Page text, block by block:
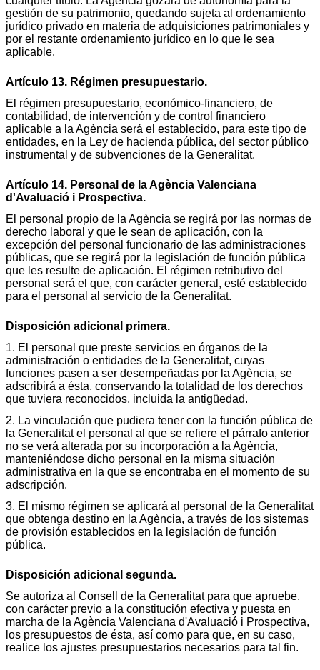
gestión de su patrimonio, quedando sujeta al ordenamiento
jurídico privado en materia de adquisiciones patrimoniales y
por el restante ordenamiento jurídico en lo que le sea
aplicable.
Artículo 13. Régimen presupuestario.
El régimen presupuestario, económico-financiero, de
contabilidad, de intervención y de control financiero
aplicable a la Agència será el establecido, para este tipo de
entidades, en la Ley de hacienda pública, del sector público
instrumental y de subvenciones de la Generalitat.
Artículo 14. Personal de la Agència Valenciana
d'Avaluació i Prospectiva.
El personal propio de la Agència se regirá por las normas de
derecho laboral y que le sean de aplicación, con la
excepción del personal funcionario de las administraciones
públicas, que se regirá por la legislación de función pública
que les resulte de aplicación. El régimen retributivo del
personal será el que, con carácter general, esté establecido
para el personal al servicio de la Generalitat.
Disposición adicional primera.
1. El personal que preste servicios en órganos de la
administración o entidades de la Generalitat, cuyas
funciones pasen a ser desempeñadas por la Agència, se
adscribirá a ésta, conservando la totalidad de los derechos
que tuviera reconocidos, incluida la antigüedad.
2. La vinculación que pudiera tener con la función pública de
la Generalitat el personal al que se refiere el párrafo anterior
no se verá alterada por su incorporación a la Agència,
manteniéndose dicho personal en la misma situación
administrativa en la que se encontraba en el momento de su
adscripción.
3. El mismo régimen se aplicará al personal de la Generalitat
que obtenga destino en la Agència, a través de los sistemas
de provisión establecidos en la legislación de función
pública.
Disposición adicional segunda.
Se autoriza al Consell de la Generalitat para que apruebe,
con carácter previo a la constitución efectiva y puesta en
marcha de la Agència Valenciana d'Avaluació i Prospectiva,
los presupuestos de ésta, así como para que, en su caso,
realice los ajustes presupuestarios necesarios para tal fin.